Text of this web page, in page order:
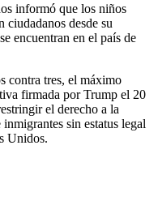
informó que los niños
ciudadanos desde su
encuentran en el país de
contra tres, el máximo
firmada por Trump el 20
el derecho a la
sin estatus legal
Unidos.